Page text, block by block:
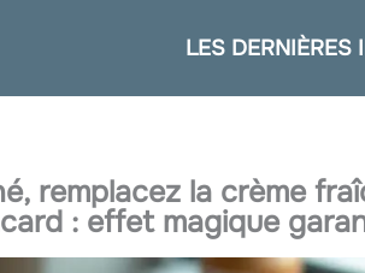
LES DERNIÈRES
remplacez la crème
: effet magique